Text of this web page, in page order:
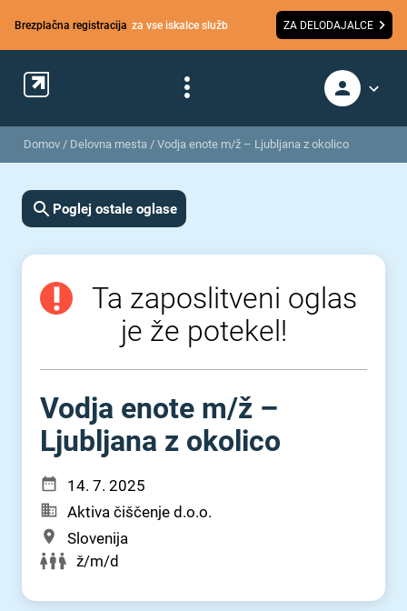
Brezplačna registracija za vse iskalce služb ZA DELODAJALCE
Domov / Delovna mesta / Vodja enote m/ž – Ljubljana z okolico
Poglej ostale oglase
Ta zaposlitveni oglas
je že potekel!
Vodja enote m⁠/⁠ž –
Ljubljana z okolico
14. 7. 2025
Aktiva čiščenje d.o.o.
Slovenija
ž/m/d